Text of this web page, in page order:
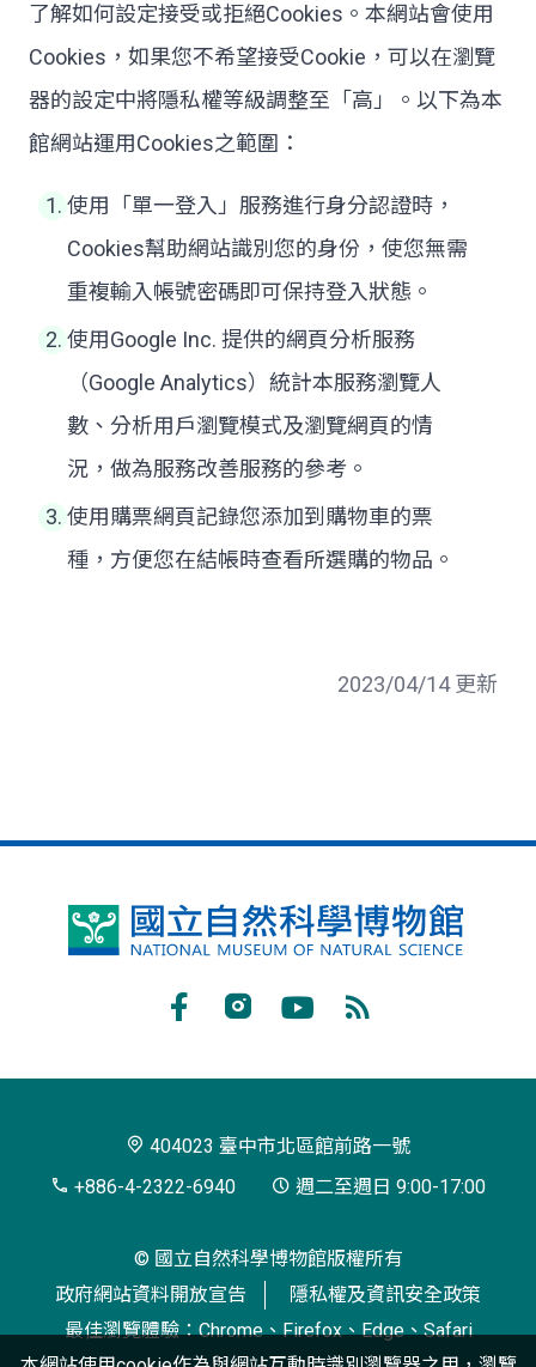
了解如何設定接受或拒絕Cookies。本網站會使用
Cookies，如果您不希望接受Cookie，可以在瀏覽
器的設定中將隱私權等級調整至「高」。以下為本
館網站運用Cookies之範圍：
使用「單一登入」服務進行身分認證時，
Cookies幫助網站識別您的身份，使您無需
重複輸入帳號密碼即可保持登入狀態。
使用Google Inc. 提供的網頁分析服務
（Google Analytics）統計本服務瀏覽人
數、分析用戶瀏覽模式及瀏覽網頁的情
況，做為服務改善服務的參考。
使用購票網頁記錄您添加到購物車的票
種，方便您在結帳時查看所選購的物品。
2023/04/14 更新
國
博
閱
404023 臺中市北區館前路一號
+886-4-2322-6940
週二至週日 9:00-17:00
© 國立自然科學博物館版權所有
政府網站資料開放宣告
隱私權及資訊安全政策
最佳瀏覽體驗：Chrome、Firefox、Edge、Safari